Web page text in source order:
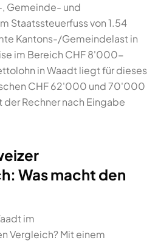
Gemeinde- und
Staatssteuerfuss von 1.54
Kantons-/Gemeindelast in
im Bereich CHF 8'000-
in Waadt liegt für dieses
CHF 62'000 und 70'000
Rechner nach Eingabe
Was macht den
im
Vergleich? Mit einem